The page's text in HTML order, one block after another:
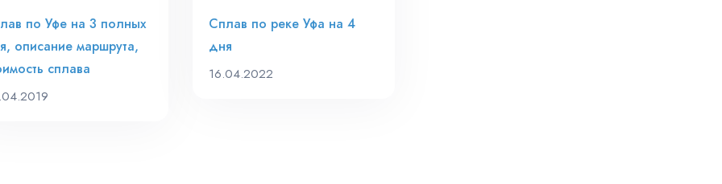
по Уфе на 3 полных
описание маршрута,
сплава
Сплав по реке Уфа на 4
дня
16.04.2022